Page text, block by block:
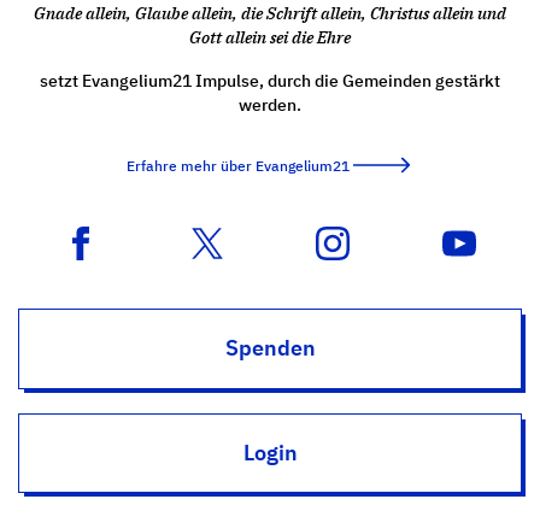
Gnade allein, Glaube allein, die Schrift allein, Christus allein und
Gott allein sei die Ehre
setzt Evangelium21 Impulse, durch die Gemeinden gestärkt
werden.
Erfahre mehr über Evangelium21
Spenden
Login